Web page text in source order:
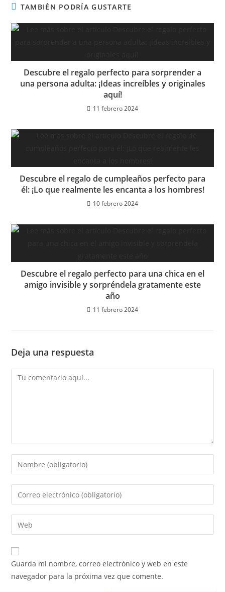
TAMBIÉN PODRÍA GUSTARTE
Descubre el regalo perfecto para sorprender a
una persona adulta: ¡Ideas increíbles y originales
aquí!
11 febrero 2024
Descubre el regalo de cumpleaños perfecto para
él: ¡Lo que realmente les encanta a los hombres!
10 febrero 2024
Descubre el regalo perfecto para una chica en el
amigo invisible y sorpréndela gratamente este
año
11 febrero 2024
Deja una respuesta
Guarda mi nombre, correo electrónico y web en este
navegador para la próxima vez que comente.